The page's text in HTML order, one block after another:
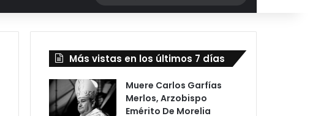
por
Más vistas en los últimos 7 días
Muere Carlos Garfías
Merlos, Arzobispo
Emérito De Morelia